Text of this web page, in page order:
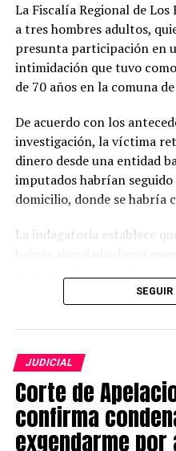
Post Views: 815
TAGS
SIGUIENTE
NO TE PIERDAS
Aguas Décima efectuará
Montt este martes
La Fiscalía Regional de
a tres hombres adultos,
presunta participación en
intimidación que tuvo
de 70 años en la comuna
De acuerdo con los
investigación, la víctima
dinero desde una entidad
imputados habrían
domicilio, donde se habría
La indagatoria establece
mientras los otros dos
prestando apoyo para
Sección de Investigación
cuyo trabajo permitió
responsables mediante el
seguridad y el cruce de
recopilados durante la
SEGUIR
JUDICIAL
Corte de
confirma
exgendarme